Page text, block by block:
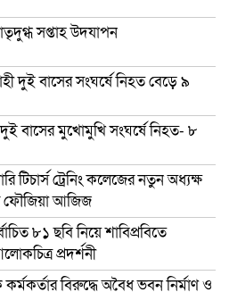
সপ্তাহ উদযাপন
দুই বাসের সংঘর্ষে নিহত বেড়ে ৯
বাসের মুখোমুখি সংঘর্ষে নিহত- ৮
টিচার্স ট্রেনিং কলেজের নতুন অধ্যক্ষ
ফৌজিয়া আজিজ
৮১ ছবি নিয়ে শাবিপ্রবিতে
প্রদর্শনী
কর্মকর্তার বিরুদ্ধে অবৈধ ভবন নির্মাণ ও